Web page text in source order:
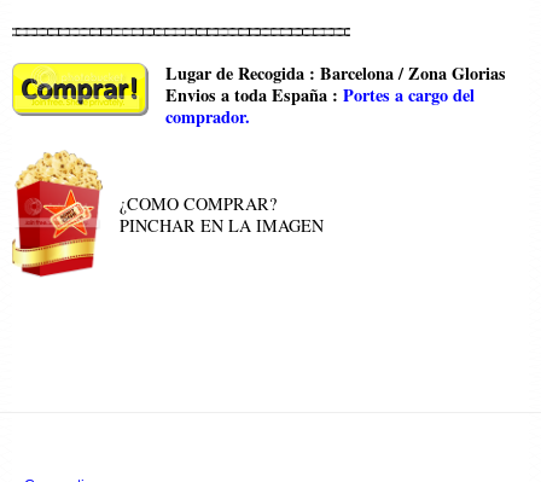
Lugar de Recogida : Barcelona / Zona Glorias
Envios a toda España :Portes a cargo del
comprador.
¿COMO COMPRAR?
PINCHAR EN LA IMAGEN